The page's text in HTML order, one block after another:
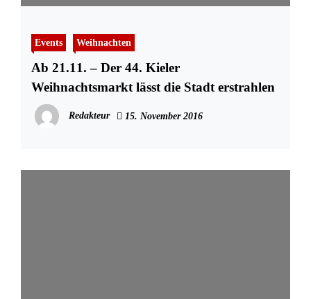
Events Weihnachten
Ab 21.11. – Der 44. Kieler
Weihnachtsmarkt lässt die Stadt erstrahlen
Redakteur 15. November 2016